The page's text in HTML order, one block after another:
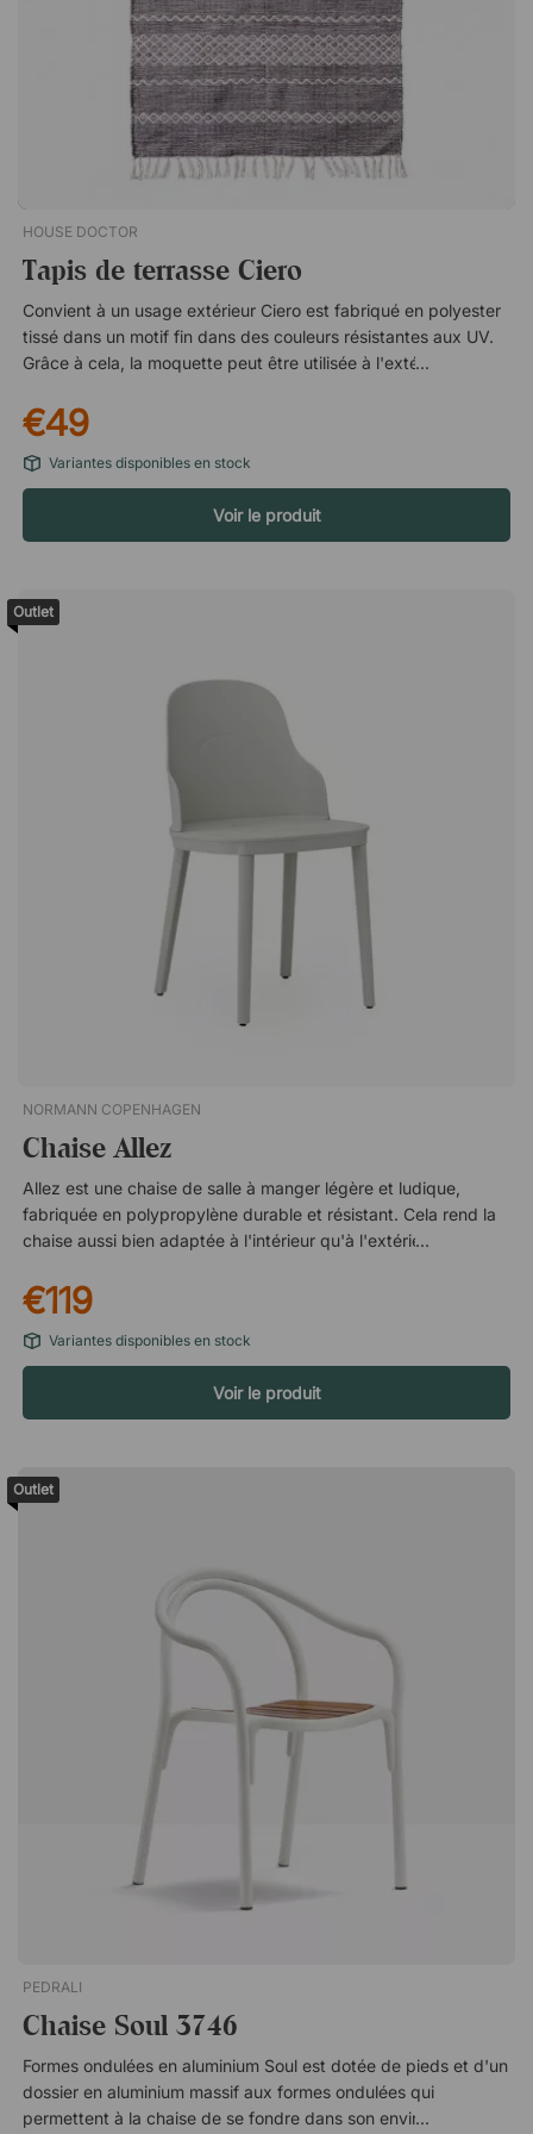
HOUSE DOCTOR
Tapis de terrasse Ciero
Convient à un usage extérieur Ciero est fabriqué en polyester
tissé dans un motif fin dans des couleurs résistantes aux UV.
Grâce à cela, la moquette peut être utilisée à l'extérieur pour
chaleureuse. Surprenante douceur Malgré sa conception fine
sans poils, Ciero est un tapis doux sur lequel il est confortable
de marcher sans chaussures. Cela rend le tapis également
agréable à utiliser à l'intérieur, par exemple dans le salon, le
couloir ou la cuisine. Environnemental, fabriqué à partir de
bouteilles en plastique recyclées Ciero est fait à la main et
recyclées. Cela fait de Ciero un tapis écologique adapté à
toute maison ou bureau soucieux de l'environnement.
éviter le développement de moisissures. Accrochez-le ou
enroulez-le et laissez-le sécher debout. Le tapis ne peut pas
être lavé.Ciero est un tapis fin en polyester recyclé qui peut
résister à un usage extérieur. Un tapis doux avec un motif
élégant et des couleurs douces qui ajoute une sensation de
luxe à votre balcon ou à votre terrasse. Bien fait à la main.
Doux et confortable pour vos pieds. Environnemental fabriqué
à partir de bouteilles en plastique recyclées. Couleurs
inaltérables et résistant aux UV.
€49
Variantes disponibles en stock
Voir le produit
Outlet
NORMANN COPENHAGEN
Chaise Allez
Allez est une chaise de salle à manger légère et ludique,
fabriquée en polypropylène durable et résistant. Cela rend la
chaise aussi bien adaptée à l'intérieur qu'à l'extérieur, sur un
facile à manipuler Facile à essuyer et à maintenir propre
Convient pour l'extérieur
€119
Variantes disponibles en stock
Voir le produit
Outlet
PEDRALI
Chaise Soul 3746
Formes ondulées en aluminium Soul est dotée de pieds et d'un
dossier en aluminium massif aux formes ondulées qui
permettent à la chaise de se fondre dans son environnement.